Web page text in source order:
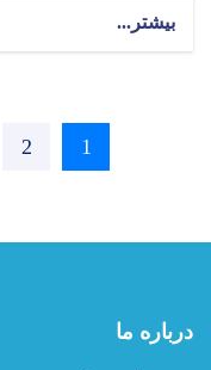
بیشتر...
Current
1
Page
2
درباره ما